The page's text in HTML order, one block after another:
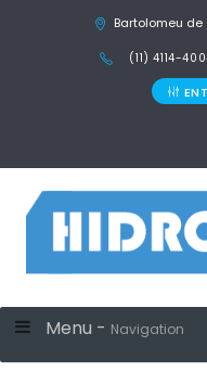
Bartolomeu de
(11) 4114-
Menu - Navigation